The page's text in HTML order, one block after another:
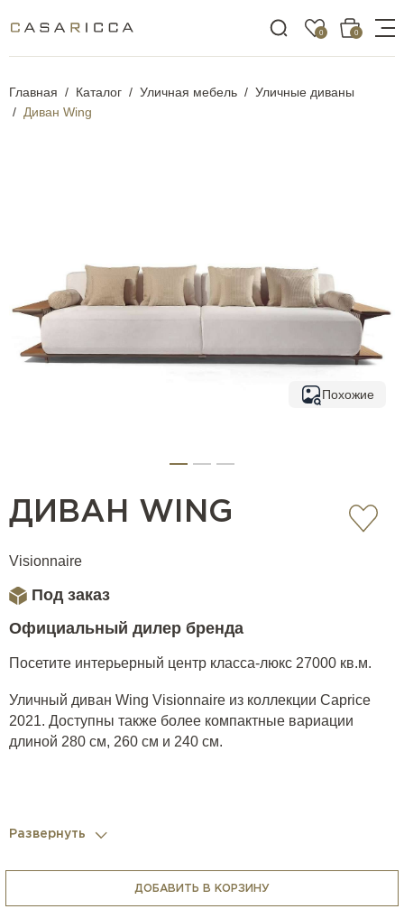
0 0
Главная Каталог Уличная мебель
Уличные диваны
Диван Wing
Похожие
ДИВАН WING
Visionnaire
Под заказ
Официальный дилер бренда
Посетите интерьерный центр класса-люкс 27000 кв.м.
Уличный диван Wing Visionnaire из коллекции Caprice
2021. Доступны также более компактные вариации
длиной 280 см, 260 см и 240 см.
Развернуть
ДОБАВИТЬ В КОРЗИНУ